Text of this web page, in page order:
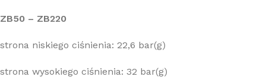
ZB50 – ZB220
strona niskiego ciśnienia: 22,6 bar(g)
strona wysokiego ciśnienia: 32 bar(g)